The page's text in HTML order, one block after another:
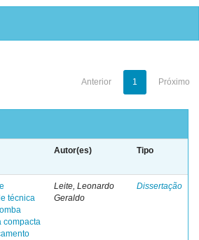
Anterior 1 Próximo
Autor(es) Tipo
técnica
compacta
Leite, Leonardo
Geraldo
Dissertação